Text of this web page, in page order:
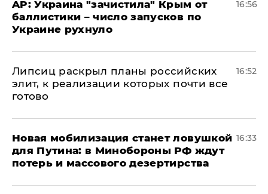
AP: Украина "зачистила" Крым от
баллистики – число запусков по
Украине рухнуло
16:56
Липсиц раскрыл планы российских
элит, к реализации которых почти все
готово
16:52
​Новая мобилизация станет ловушкой
для Путина: в Минобороны РФ ждут
потерь и массового дезертирства
16:33